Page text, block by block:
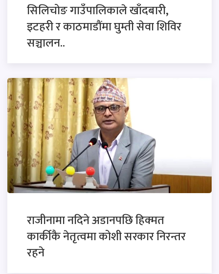
सिलिचोङ गाउँपालिकाले खाँदबारी,
इटहरी र काठमाडौंमा घुम्ती सेवा शिविर
सञ्चालन..
राजीनामा नदिने अडानपछि हिक्मत
कार्कीकै नेतृत्वमा कोशी सरकार निरन्तर
रहने